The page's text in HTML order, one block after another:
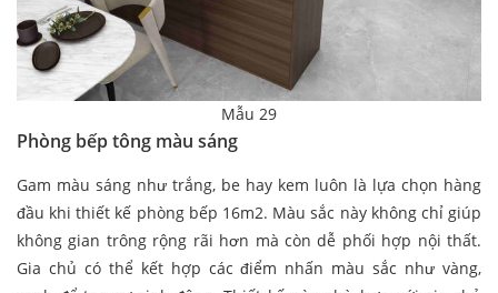
Mẫu 29
Phòng bếp tông màu sáng
Gam màu sáng như trắng, be hay kem luôn là lựa chọn hàng
đầu khi thiết kế phòng bếp 16m2. Màu sắc này không chỉ giúp
không gian trông rộng rãi hơn mà còn dễ phối hợp nội thất.
Gia chủ có thể kết hợp các điểm nhấn màu sắc như vàng,